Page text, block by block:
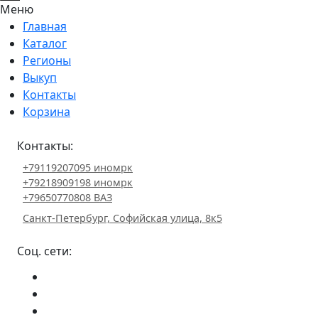
Меню
Главная
Каталог
Регионы
Выкуп
Контакты
Корзина
Контакты:
+79119207095 иномрк
+79218909198 иномрк
+79650770808 ВАЗ
Санкт-Петербург, Софийская улица, 8к5
Соц. сети: